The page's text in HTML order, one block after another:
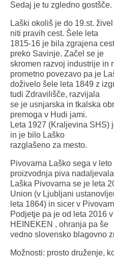
Sedaj je tu zgledno gostšče.
Laški okoliš je do 19.st.
niti pravih cest. Šele leta
1815-16 je bila zgrajena
preko Savinje. Začel se je
skromen razvoj industrije in
prometno povezavo pa je
doživelo šele leta 1849 z
tudi Zdravilišče, razvijala
se je usnjarska in tkalska
premoga v Hudi jami.
Leta 1927 (Kraljevina SHS)
in je bilo Laško
razglašeno za mesto.
Pivovarna Laško sega v
proizvodnja piva
Laška Pivovarna se je leta
Union (v Ljubljani
leta 1864) in sicer v
Podjetje pa je od leta 2016
HEINEKEN , ohranja pa še
vedno slovensko blagovno
Možnosti: prosto druženje,